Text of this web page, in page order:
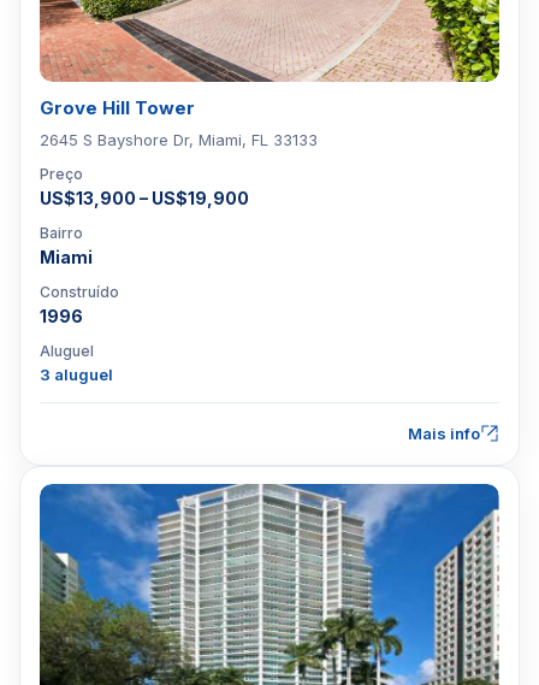
Grove Hill Tower
2645 S Bayshore Dr, Miami, FL 33133
Preço
US$13,900 – US$19,900
Bairro
Miami
Construído
1996
Aluguel
3 aluguel
Mais info